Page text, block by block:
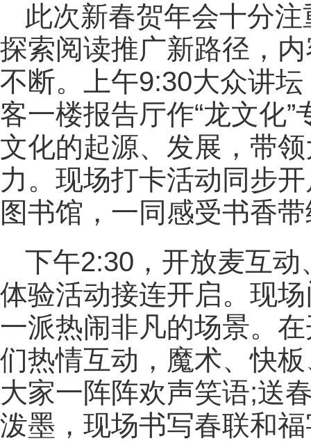
此次新春贺年会十分
探索阅读推广新路径，
不断。上午9:30大众讲
客一楼报告厅作“龙文化
文化的起源、发展，带
力。现场打卡活动同步
图书馆，一同感受书香
下午2:30，开放麦互
体验活动接连开启。现
一派热闹非凡的场景。
们热情互动，魔术、快
大家一阵阵欢声笑语;送
泼墨，现场书写春联和